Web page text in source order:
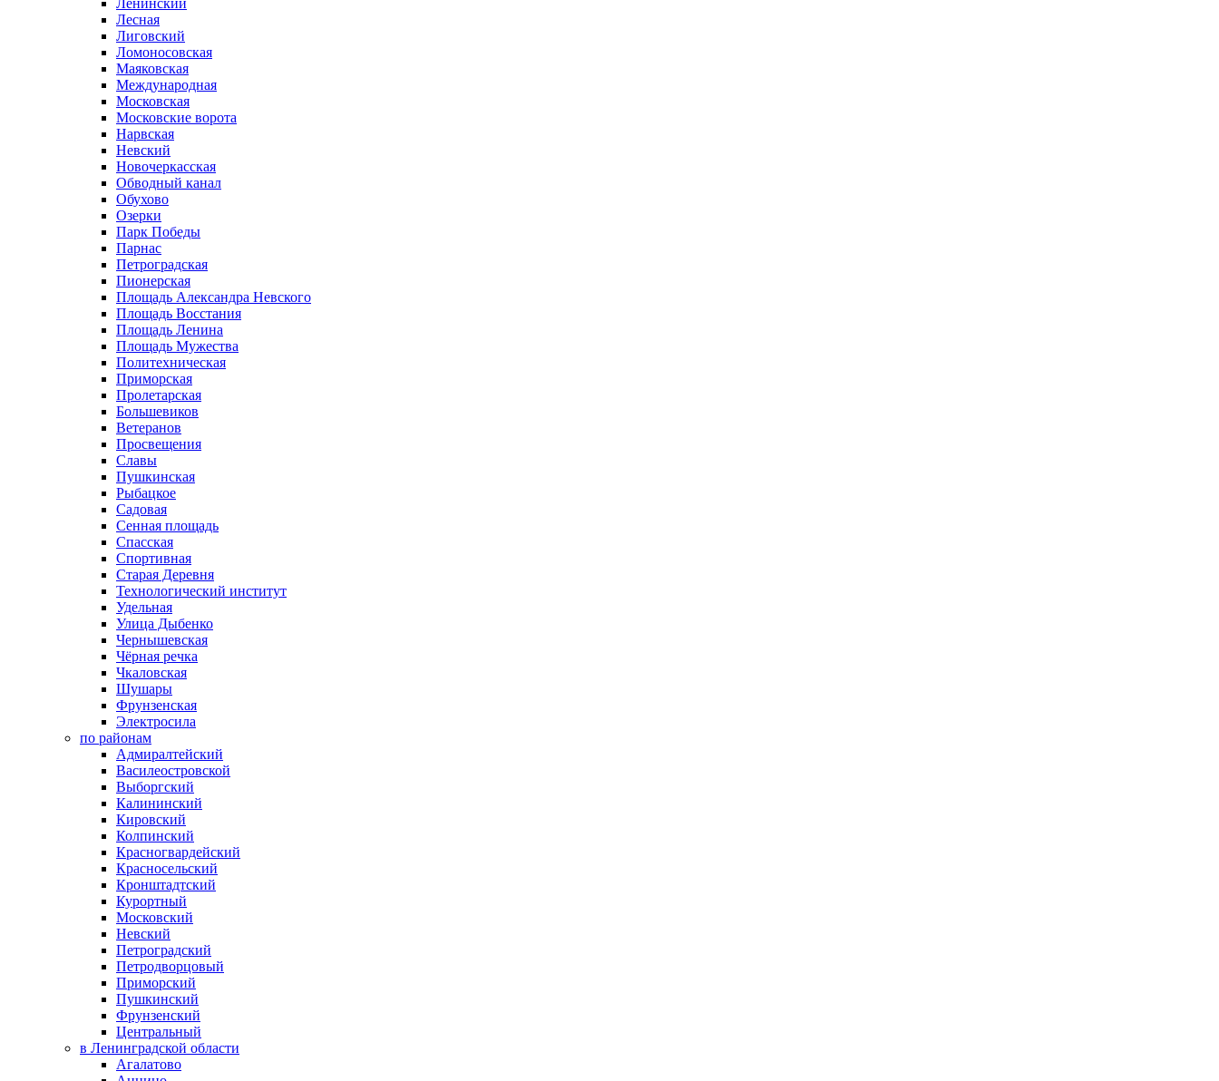
Ленинский
Лесная
Лиговский
Ломоносовская
Маяковская
Международная
Московская
Московские ворота
Нарвская
Невский
Новочеркасская
Обводный канал
Обухово
Озерки
Парк Победы
Парнас
Петроградская
Пионерская
Площадь Александра Невского
Площадь Восстания
Площадь Ленина
Площадь Мужества
Политехническая
Приморская
Пролетарская
Большевиков
Ветеранов
Просвещения
Славы
Пушкинская
Рыбацкое
Садовая
Сенная площадь
Спасская
Спортивная
Старая Деревня
Технологический институт
Удельная
Улица Дыбенко
Чернышевская
Чёрная речка
Чкаловская
Шушары
Фрунзенская
Электросила
по районам
Адмиралтейский
Василеостровской
Выборгский
Калининский
Кировский
Колпинский
Красногвардейский
Красносельский
Кронштадтский
Курортный
Московский
Невский
Петроградский
Петродворцовый
Приморский
Пушкинский
Фрунзенский
Центральный
в Ленинградской области
Агалатово